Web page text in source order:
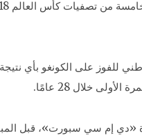
منافسات
للفوز على الكونغو بأي
خلال 28 عامًا.
«دي إم سي سبورت»، قبل